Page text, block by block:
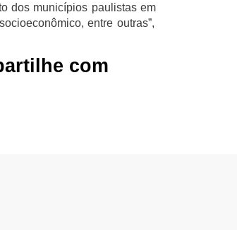
dos municípios paulistas em
entre outras”,
com